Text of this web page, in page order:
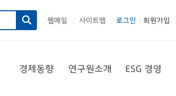
웹메일 사이트맵 로그인 회원가입
경제동향 연구원소개 ESG 경영